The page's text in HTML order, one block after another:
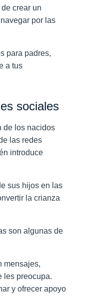
crear un
por las
para padres,
a tus
sociales
de los nacidos
las redes
introduce
sus hijos en las
la crianza
son algunas de
mensajes,
les preocupa.
y ofrecer apoyo